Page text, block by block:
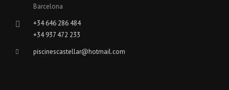
Barcelona
+34 646 286 484
+34 937 472 233
piscinescastellar@hotmail.com